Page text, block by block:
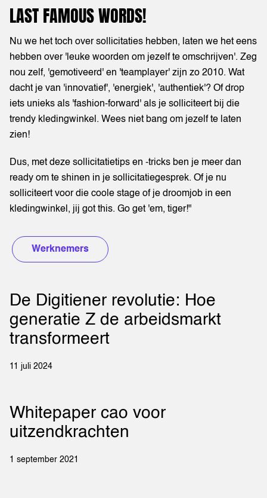
LAST FAMOUS WORDS!
Nu we het toch over sollicitaties hebben, laten we het eens
hebben over 'leuke woorden om jezelf te omschrijven'. Zeg
nou zelf, 'gemotiveerd' en 'teamplayer' zijn zo 2010. Wat
dacht je van 'innovatief', 'energiek', 'authentiek'? Of drop
iets unieks als 'fashion-forward' als je solliciteert bij die
trendy kledingwinkel. Wees niet bang om jezelf te laten
zien!
Dus, met deze sollicitatietips en -tricks ben je meer dan
ready om te shinen in je sollicitatiegesprek. Of je nu
solliciteert voor die coole stage of je droomjob in een
kledingwinkel, jij got this. Go get 'em, tiger!"
Werknemers
De Digitiener revolutie: Hoe
generatie Z de arbeidsmarkt
transformeert
11 juli 2024
Whitepaper cao voor
uitzendkrachten
1 september 2021